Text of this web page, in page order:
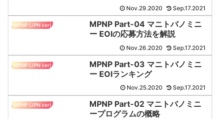
Nov.29.2020 Sep.17.2021
MPNP (JPN ver)
MPNP Part-04 マニトバノミニ
ー EOIの応募方法を解説
Nov.26.2020 Sep.17.2021
MPNP (JPN ver)
MPNP Part-03 マニトバノミニ
ー EOIランキング
Nov.25.2020 Sep.17.2021
MPNP (JPN ver)
MPNP Part-02 マニトバノミニ
ープログラムの概略